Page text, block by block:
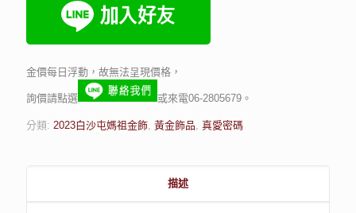
金價每日浮動，故無法呈現價格，
詢價請點選 或來電06-2805679。
分類: 2023白沙屯媽祖金飾, 黃金飾品, 真愛密碼
描述